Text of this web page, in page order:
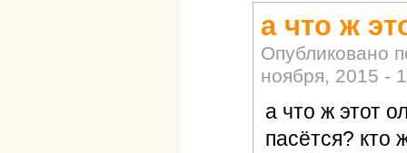
а что ж
Опубликовано
ноября, 2015 -
а что ж этот
пасётся? кто